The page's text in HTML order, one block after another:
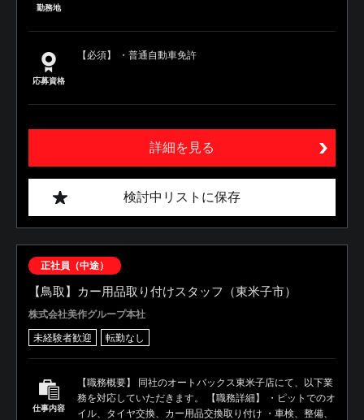
勤務地
応募資格
【必須】 ・普通自動車免許
詳細を見る
検討中リストに保存
正社員（中途）
【鳥取】カー用品取り付けスタッフ（東米子市）
株式会社美作グループ本社
未経験者歓迎 転勤なし
仕事内容
【職務概要】 同社のオートバックス東米子店にて、以下業
務を対応していただきます。 【職務詳細】 ・ピットでのオ
イル、タイヤ交換、カー用品交換取り付け ・車検、整備、